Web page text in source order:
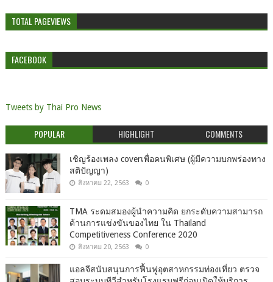
TOTAL PAGEVIEWS
FACEBOOK
Tweets by Thai Pro News
POPULAR HIGHLIGHT COMMENTS
เชิญร้องเพลง coverเพื่อคนพิเศษ (ผู้มีความบกพร่องทาง
สติปัญญา)
สิงหาคม 22, 2563 0
TMA ระดมสมองผู้นำความคิด ยกระดับความสามารถ
ด้านการแข่งขันของไทย ใน Thailand
Competitiveness Conference 2020
สิงหาคม 20, 2563 0
แอลจีสนับสนุนการฟื้นฟูอุตสาหกรรมท่องเที่ยว ตรวจ